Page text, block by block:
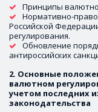
Принципы
Нормативно-
Российской
регулирования.
Обновление
антироссийских
2. Основные
валютном
учетом последних
законодательства